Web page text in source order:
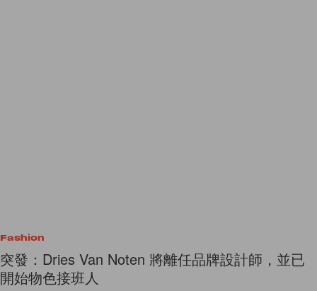
Fashion
突發：Dries Van Noten 將離任品牌設計師，並已
開始物色接班人